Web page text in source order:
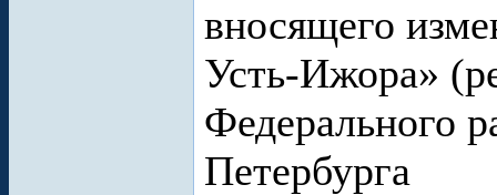
вносящего
Усть-Ижора»
Федерального
Петербурга